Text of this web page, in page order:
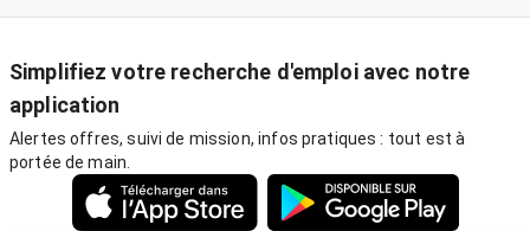
Simplifiez votre recherche d'emploi avec notre
application
Alertes offres, suivi de mission, infos pratiques : tout est à
portée de main.